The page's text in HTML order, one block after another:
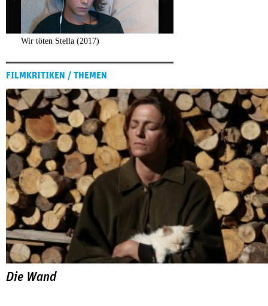
Wir töten Stella (2017)
FILMKRITIKEN / THEMEN
Die Wand